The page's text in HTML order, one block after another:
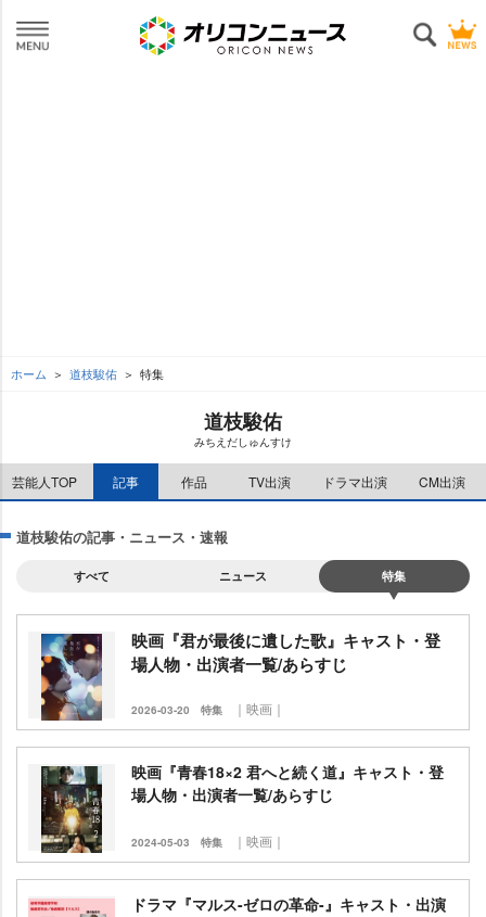
ホーム 道枝駿佑 特集
道枝駿佑
みちえだしゅんすけ
芸能人TOP 記事 作品 TV出演 ドラマ出演 CM出演
道枝駿佑の記事・ニュース・速報
すべて ニュース 特集
映画『君が最後に遺した歌』キャスト・登
場人物・出演者一覧/あらすじ
2026-03-20 特集 ｜映画｜
映画『青春18×2 君へと続く道』キャスト・登
場人物・出演者一覧/あらすじ
2024-05-03 特集 ｜映画｜
ドラマ『マルス-ゼロの革命-』キャスト・出演